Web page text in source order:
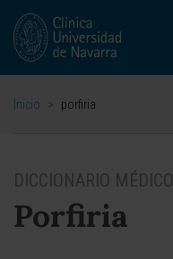
Inicio > porfiria
DICCIONARIO MÉDICO
Porfiria